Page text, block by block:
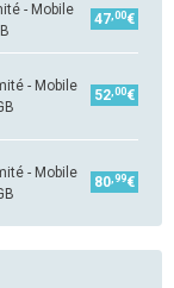
- Mobile
47 ,00€
- Mobile
52 ,00€
- Mobile
80 ,99€